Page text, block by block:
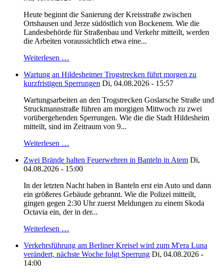
Heute beginnt die Sanierung der Kreisstraße zwischen
Ortshausen und Jerze südöstlich von Bockenem. Wie die
Landesbehörde für Straßenbau und Verkehr mitteilt, werden
die Arbeiten voraussichtlich etwa eine...
Weiterlesen …
Wartung an Hildesheimer Trogstrecken führt morgen zu
kurzfristigen Sperrungen Di, 04.08.2026 - 15:57
Wartungsarbeiten an den Trogstrecken Goslarsche Straße und
Struckmannstraße führen am morgigen Mittwoch zu zwei
vorübergehenden Sperrungen. Wie die die Stadt Hildesheim
mitteilt, sind im Zeitraum von 9...
Weiterlesen …
Zwei Brände halten Feuerwehren in Banteln in Atem Di,
04.08.2026 - 15:00
In der letzten Nacht haben in Banteln erst ein Auto und dann
ein größeres Gebäude gebrannt. Wie die Polizei mitteilt,
gingen gegen 2:30 Uhr zuerst Meldungen zu einem Skoda
Octavia ein, der in der...
Weiterlesen …
Verkehrsführung am Berliner Kreisel wird zum M'era Luna
verändert, nächste Woche folgt Sperrung Di, 04.08.2026 -
14:00